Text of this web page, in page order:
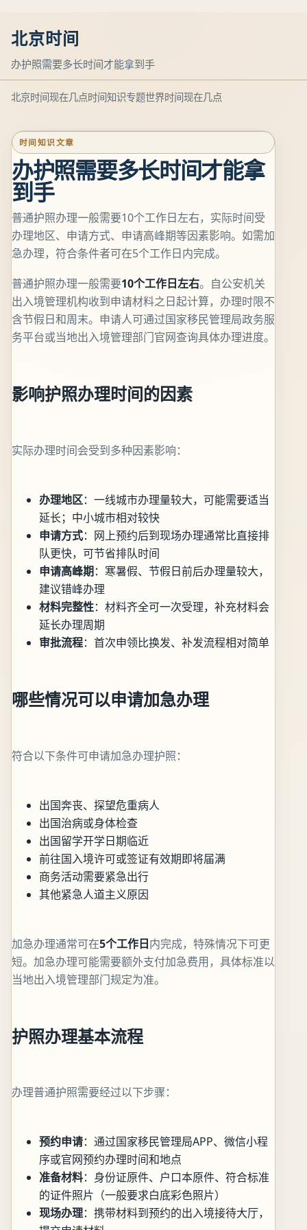
北京时间
办护照需要多长时间才能拿到手
北京时间现在几点时间知识专题世界时间现在几点
时间知识文章
办护照需要多长时间才能拿
到手
普通护照办理一般需要10个工作日左右，实际时间受
办理地区、申请方式、申请高峰期等因素影响。如需加
急办理，符合条件者可在5个工作日内完成。
普通护照办理一般需要10个工作日左右。自公安机关
出入境管理机构收到申请材料之日起计算，办理时限不
含节假日和周末。申请人可通过国家移民管理局政务服
务平台或当地出入境管理部门官网查询具体办理进度。
影响护照办理时间的因素
实际办理时间会受到多种因素影响：
办理地区：一线城市办理量较大，可能需要适当
延长；中小城市相对较快
申请方式：网上预约后到现场办理通常比直接排
队更快，可节省排队时间
申请高峰期：寒暑假、节假日前后办理量较大，
建议错峰办理
材料完整性：材料齐全可一次受理，补充材料会
延长办理周期
审批流程：首次申领比换发、补发流程相对简单
哪些情况可以申请加急办理
符合以下条件可申请加急办理护照：
出国奔丧、探望危重病人
出国治病或身体检查
出国留学开学日期临近
前往国入境许可或签证有效期即将届满
商务活动需要紧急出行
其他紧急人道主义原因
加急办理通常可在5个工作日内完成，特殊情况下可更
短。加急办理可能需要额外支付加急费用，具体标准以
当地出入境管理部门规定为准。
护照办理基本流程
办理普通护照需要经过以下步骤：
预约申请：通过国家移民管理局APP、微信小程
序或官网预约办理时间和地点
准备材料：身份证原件、户口本原件、符合标准
的证件照片（一般要求白底彩色照片）
现场办理：携带材料到预约的出入境接待大厅，